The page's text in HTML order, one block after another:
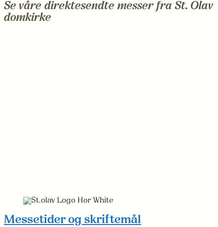
Se våre direktesendte messer fra St. Olav
domkirke
Messetider og skriftemål